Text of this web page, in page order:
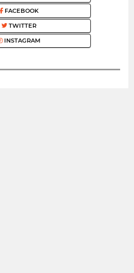
FACEBOOK
TWITTER
INSTAGRAM